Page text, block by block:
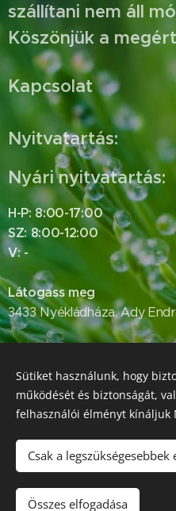
szállítani nem áll
Köszönjük a
Kapcsolat
Nyitvatartás:
Nyári nyitvatartás:
H-P: 8:00-17:00
SZ: 8:00-12:00
V: -
Látogass meg
3433 Nyékládháza, Ady
Hívj bennünket
+36 46 591 226
E-mail
info@larixfaiskola.hu
Sütiket használunk, hogy
működését és biztonságát,
felhasználói élményt kínáljuk
Csak a legszükségesebbek
Összes elfogadása